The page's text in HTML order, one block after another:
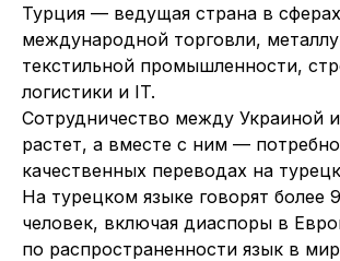
Турция — ведущая страна в
международной торговли,
текстильной промышленности,
логистики и IT.
Сотрудничество между Украиной
растет, а вместе с ним —
качественных переводах на
На турецком языке говорят более
человек, включая диаспоры в
по распространенности язык в